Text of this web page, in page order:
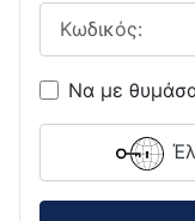
Να με